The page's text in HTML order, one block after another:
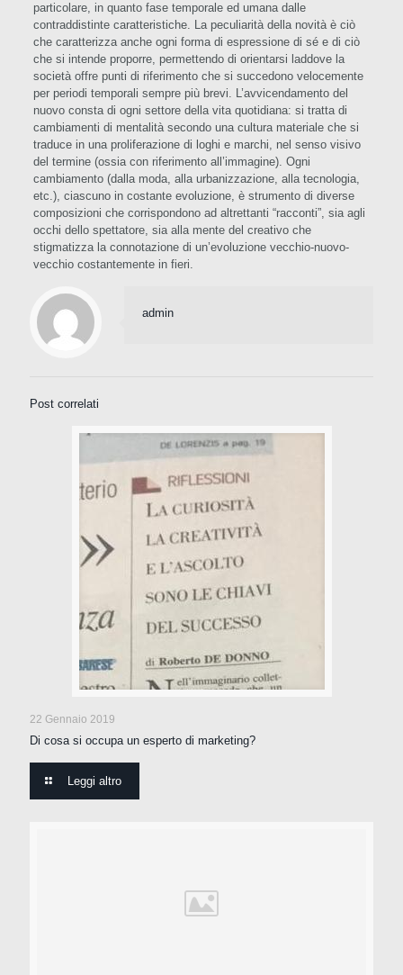
particolare, in quanto fase temporale ed umana dalle
contraddistinte caratteristiche. La peculiarità della novità è ciò
che caratterizza anche ogni forma di espressione di sé e di ciò
che si intende proporre, permettendo di orientarsi laddove la
società offre punti di riferimento che si succedono velocemente
per periodi temporali sempre più brevi. L’avvicendamento del
nuovo consta di ogni settore della vita quotidiana: si tratta di
cambiamenti di mentalità secondo una cultura materiale che si
traduce in una proliferazione di loghi e marchi, nel senso visivo
del termine (ossia con riferimento all’immagine). Ogni
cambiamento (dalla moda, alla urbanizzazione, alla tecnologia,
etc.), ciascuno in costante evoluzione, è strumento di diverse
composizioni che corrispondono ad altrettanti “racconti”, sia agli
occhi dello spettatore, sia alla mente del creativo che
stigmatizza la connotazione di un’evoluzione vecchio-nuovo-
vecchio costantemente in fieri.
admin
Post correlati
22 Gennaio 2019
Di cosa si occupa un esperto di marketing?
Leggi altro